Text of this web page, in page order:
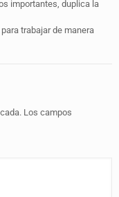
importantes, duplica la
trabajar de manera
Los campos